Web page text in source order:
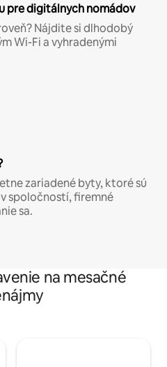
pre digitálnych nomádov
Nájdite si dlhodobý
Wi-Fi a vyhradenými
zariadené byty, ktoré sú
spoločností, firemné
sa.
na mesačné